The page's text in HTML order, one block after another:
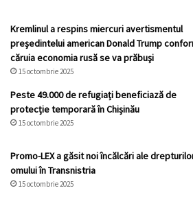
Kremlinul a respins miercuri avertismentul
preşedintelui american Donald Trump
căruia economia rusă se va prăbuşi
15 octombrie 2025
Peste 49.000 de refugiați beneficiază de
protecție temporară în Chișinău
15 octombrie 2025
Promo-LEX a găsit noi încălcări ale
omului în Transnistria
15 octombrie 2025